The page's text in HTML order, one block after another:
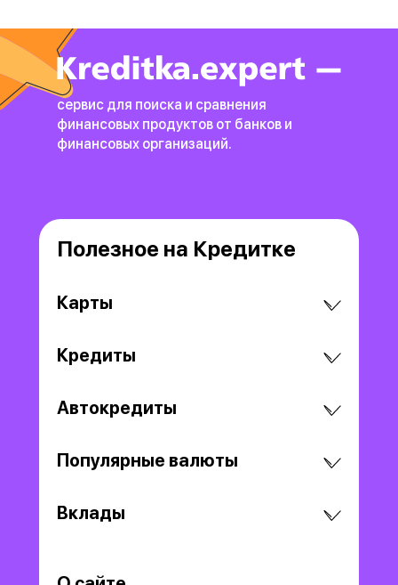
сервис для поиска и сравнения
финансовых продуктов от банков и
финансовых организаций.
Полезное на Кредитке
Карты
Кредиты
Автокредиты
Популярные валюты
Вклады